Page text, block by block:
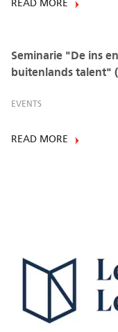
READ MORE
Seminarie "De ins
buitenlands talent"
EVENTS
READ MORE